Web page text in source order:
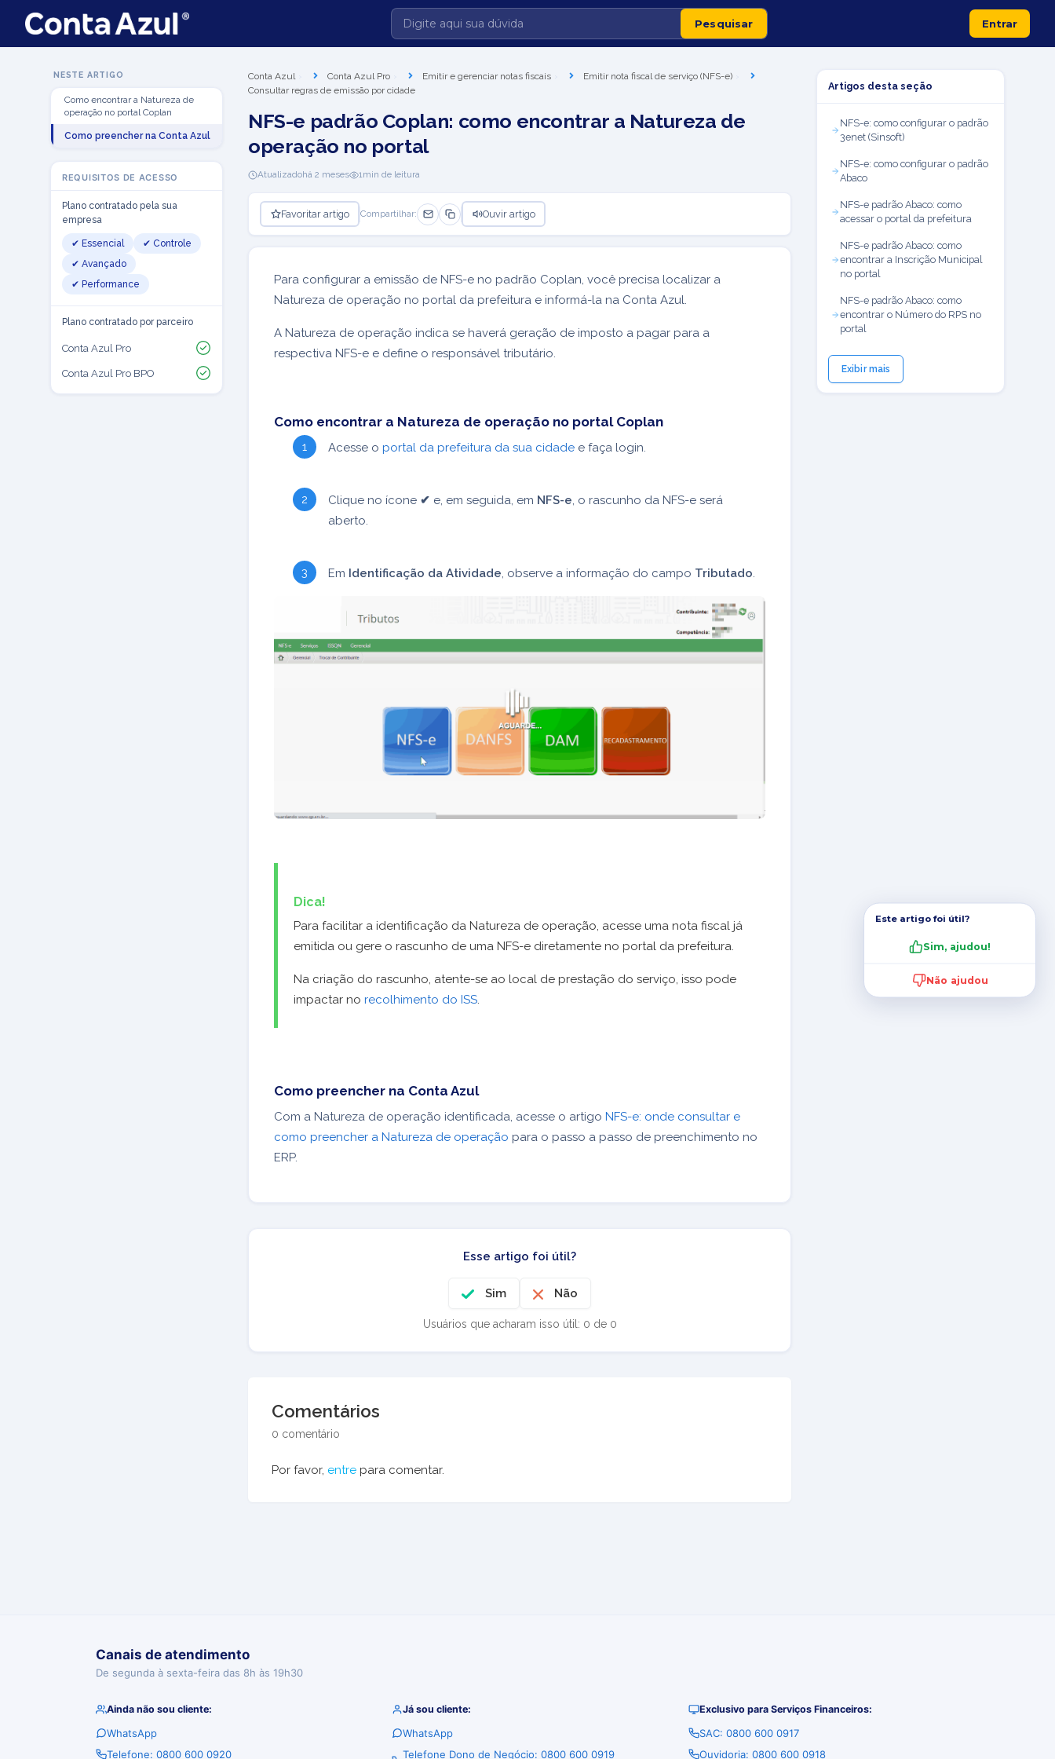
Entrar
NESTE ARTIGO
Como encontrar a Natureza de
operação no portal Coplan
Como preencher na Conta Azul
REQUISITOS DE ACESSO
Plano contratado pela sua
empresa
✔ Essencial
✔ Controle
✔ Avançado
✔ Performance
Plano contratado por parceiro
Conta Azul Pro
Conta Azul Pro BPO
Conta Azul Conta Azul Pro Emitir e gerenciar notas fiscais
Emitir nota fiscal de serviço (NFS-e)
Consultar regras de emissão por cidade
NFS-e padrão Coplan: como encontrar a Natureza de
operação no portal
Atualizadohá 2 meses 1min de leitura
Favoritar artigo Compartilhar: Ouvir artigo
Para configurar a emissão de NFS-e no padrão Coplan, você precisa localizar a
Natureza de operação no portal da prefeitura e informá-la na Conta Azul.
A Natureza de operação indica se haverá geração de imposto a pagar para a
respectiva NFS-e e define o responsável tributário.
Como encontrar a Natureza de operação no portal Coplan
Acesse o portal da prefeitura da sua cidade e faça login.
Clique no ícone ✔ e, em seguida, em NFS-e, o rascunho da NFS-e será
aberto.
Em Identificação da Atividade, observe a informação do campo Tributado.
Dica!
Para facilitar a identificação da Natureza de operação, acesse uma nota fiscal já
emitida ou gere o rascunho de uma NFS-e diretamente no portal da prefeitura.
Na criação do rascunho, atente-se ao local de prestação do serviço, isso pode
impactar no recolhimento do ISS.
Como preencher na Conta Azul
Com a Natureza de operação identificada, acesse o artigo NFS-e: onde consultar e
como preencher a Natureza de operação para o passo a passo de preenchimento no
ERP.
Esse artigo foi útil?
Sim Não
Usuários que acharam isso útil: 0 de 0
Comentários
0 comentário
Por favor, entre para comentar.
Artigos desta seção
NFS-e: como configurar o padrão
3enet (Sinsoft)
NFS-e: como configurar o padrão
Abaco
NFS-e padrão Abaco: como
acessar o portal da prefeitura
NFS-e padrão Abaco: como
encontrar a Inscrição Municipal
no portal
NFS-e padrão Abaco: como
encontrar o Número do RPS no
portal
Exibir mais
Este artigo foi útil?
Sim, ajudou!
Não ajudou
Canais de atendimento
De segunda à sexta-feira das 8h às 19h30
Ainda não sou cliente:
WhatsApp
Telefone: 0800 600 0920
Já sou cliente:
WhatsApp
Telefone Dono de Negócio: 0800 600 0919
Exclusivo para Serviços Financeiros:
SAC: 0800 600 0917
Ouvidoria: 0800 600 0918